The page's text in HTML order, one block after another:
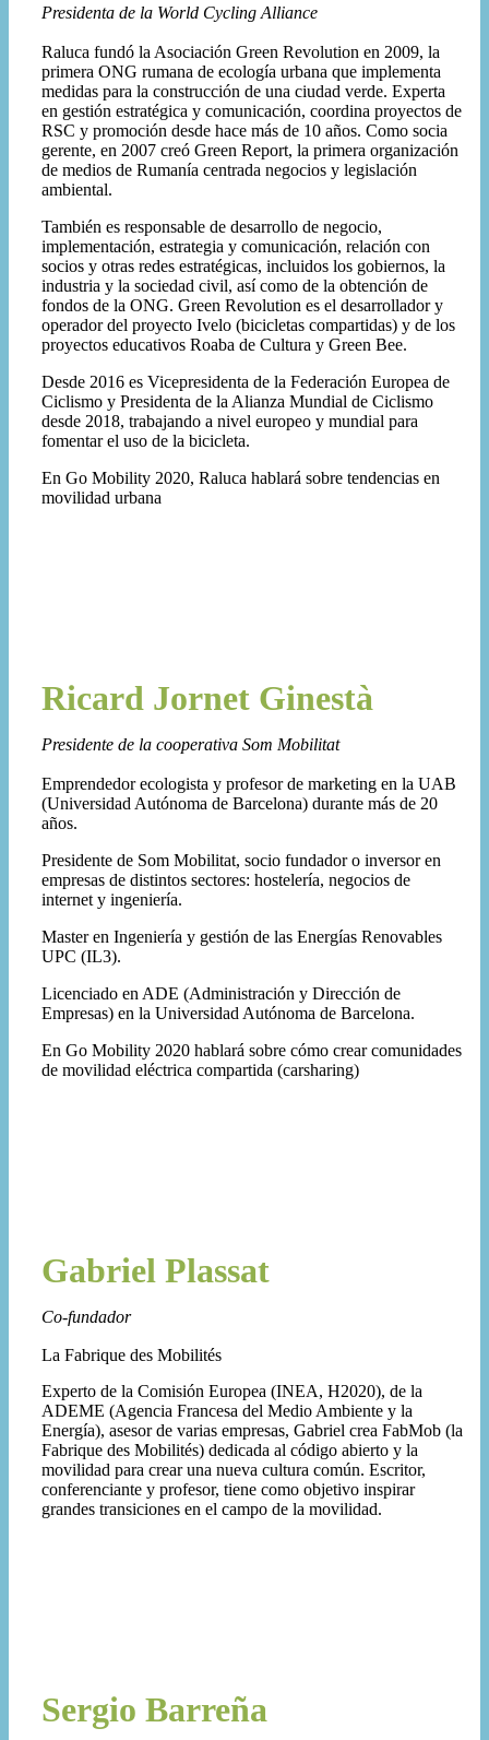
Presidenta de la World Cycling Alliance
Raluca fundó la Asociación Green Revolution en 2009, la
primera ONG rumana de ecología urbana que implementa
medidas para la construcción de una ciudad verde. Experta
en gestión estratégica y comunicación, coordina proyectos de
RSC y promoción desde hace más de 10 años. Como socia
gerente, en 2007 creó Green Report, la primera organización
de medios de Rumanía centrada negocios y legislación
ambiental.
También es responsable de desarrollo de negocio,
implementación, estrategia y comunicación, relación con
socios y otras redes estratégicas, incluidos los gobiernos, la
industria y la sociedad civil, así como de la obtención de
fondos de la ONG. Green Revolution es el desarrollador y
operador del proyecto Ivelo (bicicletas compartidas) y de los
proyectos educativos Roaba de Cultura y Green Bee.
Desde 2016 es Vicepresidenta de la Federación Europea de
Ciclismo y Presidenta de la Alianza Mundial de Ciclismo
desde 2018, trabajando a nivel europeo y mundial para
fomentar el uso de la bicicleta.
En Go Mobility 2020, Raluca hablará sobre tendencias en
movilidad urbana
Ricard Jornet Ginestà
Presidente de la cooperativa Som Mobilitat
Emprendedor ecologista y profesor de marketing en la UAB
(Universidad Autónoma de Barcelona) durante más de 20
años.
Presidente de Som Mobilitat, socio fundador o inversor en
empresas de distintos sectores: hostelería, negocios de
internet y ingeniería.
Master en Ingeniería y gestión de las Energías Renovables
UPC (IL3).
Licenciado en ADE (Administración y Dirección de
Empresas) en la Universidad Autónoma de Barcelona.
En Go Mobility 2020 hablará sobre cómo crear comunidades
de movilidad eléctrica compartida (carsharing)
Gabriel Plassat
Co-fundador
La Fabrique des Mobilités
Experto de la Comisión Europea (INEA, H2020), de la
ADEME (Agencia Francesa del Medio Ambiente y la
Energía), asesor de varias empresas, Gabriel crea FabMob (la
Fabrique des Mobilités) dedicada al código abierto y la
movilidad para crear una nueva cultura común. Escritor,
conferenciante y profesor, tiene como objetivo inspirar
grandes transiciones en el campo de la movilidad.
Sergio Barreña